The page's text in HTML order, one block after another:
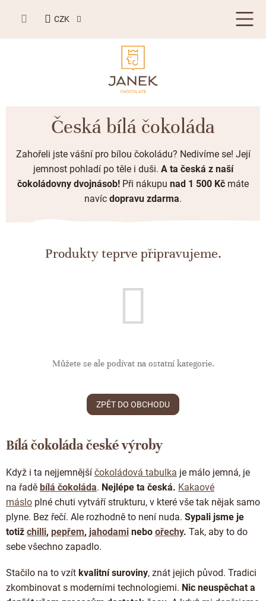
CZK
NÁKUPNÍ
KOŠÍK
BESTSELLERY
TABULKOVÁ ČOKOLÁDA
Plněné čokolády
Bílá čokoláda
BONBONIERY, PRALINKY A LANÝŽE
Kusové pralinky a lanýže
Svatební čokolády
Vánoční čokolády
JANEK Merchandise
Exkluzivní (limitované) spolupráce
Čokoládové krémy
Proteinová čokoláda
Obaleno v čokoládě
Snídaňové kaše
Káva - Coffeespot
Ořechy a ovoce
Doplňkový prodej
Kakaová hmota
Kakaové slupky
Čokoláda k dalšímu zpracování
Česká bílá čokoláda
Zahořeli jste vášní pro bílou čokoládu? Nedivíme se! Její
jemnost pohladí po těle i duši. A ta česká z naší
čokoládovny dvojnásob! Při nákupu nad 1 500 Kč máte
navíc dopravu zdarma.
Produkty teprve připravujeme.
Můžete se ale podívat na ostatní kategorie.
ZPĚT DO OBCHODU
Bílá čokoláda české výroby
Když i ta nejjemnější čokoládová tabulka je málo jemná, je
na řadě bílá čokoláda. Nejlépe ta česká. Kakaové
máslo plné chuti vytváří strukturu, v které vše tak nějak samo
plyne. Bez řečí. Ale rozhodně to není nuda. Sypali jsme je
totiž chilli, pepřem, jahodami nebo ořechy. Tak, aby to do
sebe všechno zapadlo.
Stačilo na to vzít kvalitní suroviny, znát jejich původ. Tradici
zkombinovat s moderními technologiemi. Nic neuspěchat a